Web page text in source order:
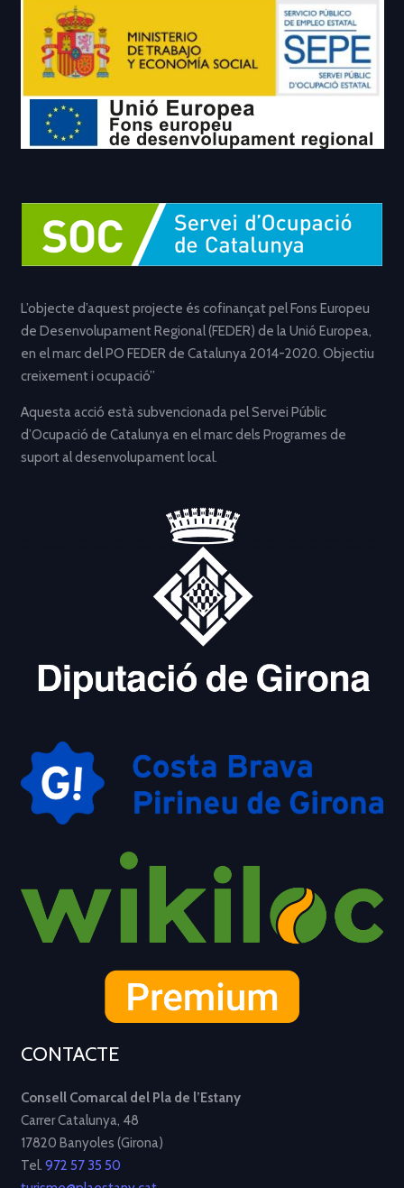
L’objecte d’aquest projecte és cofinançat pel Fons Europeu
de Desenvolupament Regional (FEDER) de la Unió Europea,
en el marc del PO FEDER de Catalunya 2014-2020. Objectiu
creixement i ocupació”
Aquesta acció està subvencionada pel Servei Públic
d’Ocupació de Catalunya en el marc dels Programes de
suport al desenvolupament local.
CONTACTE
Consell Comarcal del Pla de l’Estany
Carrer Catalunya, 48
17820 Banyoles (Girona)
Tel. 972 57 35 50